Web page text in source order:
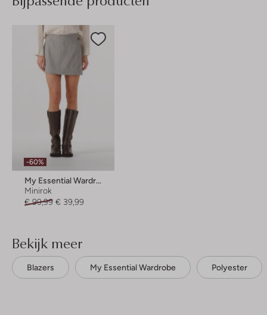
-60%
My Essential Wardrobe
Minirok
€ 99,99 € 39,99
Bekijk meer
Blazers My Essential Wardrobe Polyester